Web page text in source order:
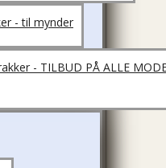
- til mynder
- TILBUD PÅ ALLE